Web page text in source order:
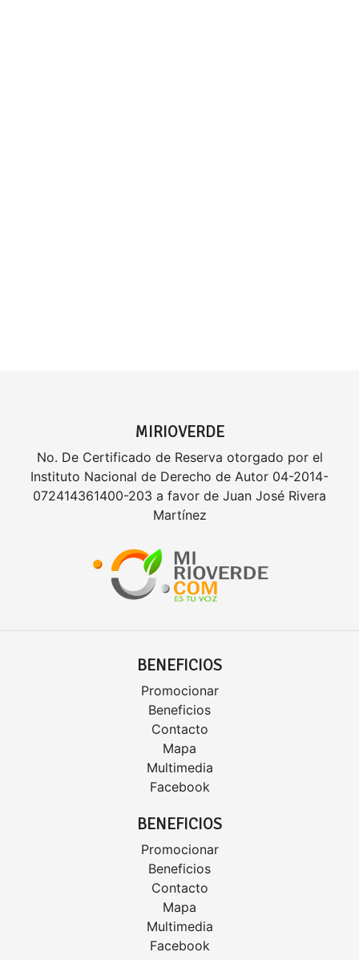
MIRIOVERDE
No. De Certificado de Reserva otorgado por el
Instituto Nacional de Derecho de Autor 04-2014-
072414361400-203 a favor de Juan José Rivera
Martínez
BENEFICIOS
Promocionar
Beneficios
Contacto
Mapa
Multimedia
Facebook
BENEFICIOS
Promocionar
Beneficios
Contacto
Mapa
Multimedia
Facebook